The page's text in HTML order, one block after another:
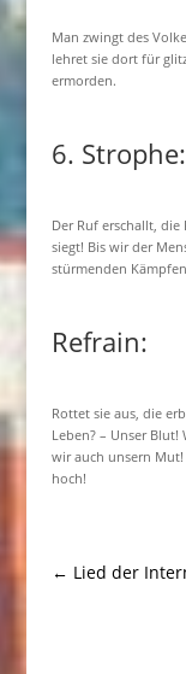
Man zwingt des
lehret sie dort für
ermorden.
6. Strophe:
Der Ruf erschallt,
siegt! Bis wir der
stürmenden
Refrain:
Rottet sie aus, die
Leben? – Unser Blut!
wir auch unsern Mut!
hoch!
← Lied der